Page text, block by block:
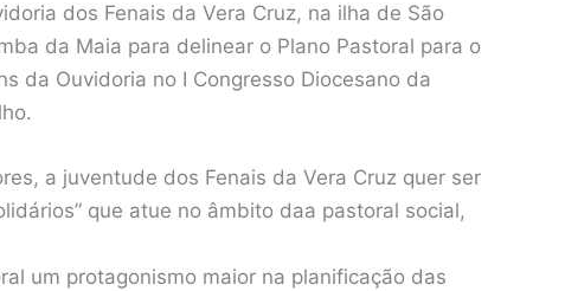
dos Fenais da Vera Cruz, na ilha de São
da Maia para delinear o Plano Pastoral para o
da Ouvidoria no I Congresso Diocesano da
a juventude dos Fenais da Vera Cruz quer ser
que atue no âmbito daa pastoral social,
um protagonismo maior na planificação das